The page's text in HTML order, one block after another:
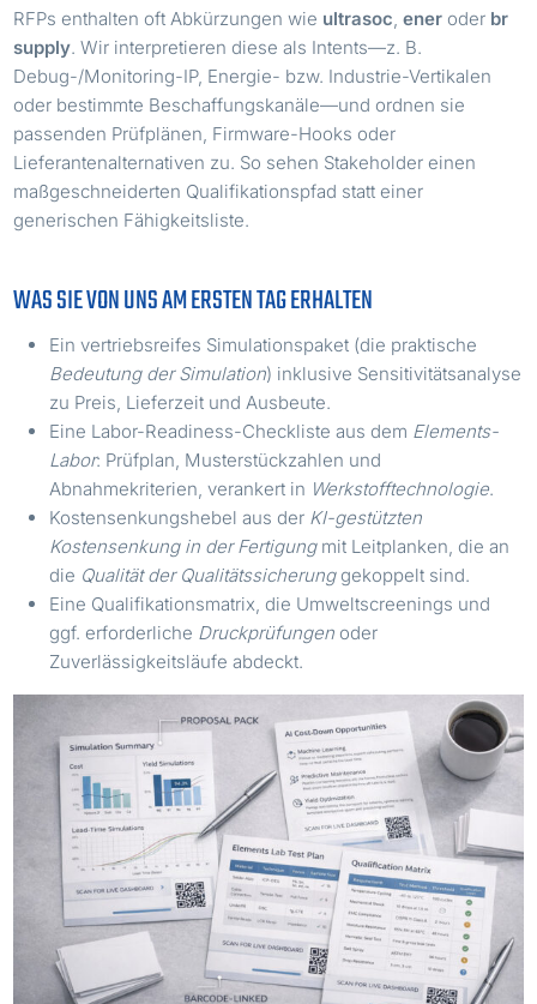
RFPs enthalten oft Abkürzungen wie ultrasoc,ener oder br
supply. Wir interpretieren diese als Intents—z. B.
Debug-/Monitoring-IP, Energie- bzw. Industrie-Vertikalen
oder bestimmte Beschaffungskanäle—und ordnen sie
passenden Prüfplänen, Firmware-Hooks oder
Lieferantenalternativen zu. So sehen Stakeholder einen
maßgeschneiderten Qualifikationspfad statt einer
generischen Fähigkeitsliste.
WAS SIE VON UNS AM ERSTEN TAG ERHALTEN
Ein vertriebsreifes Simulationspaket (die praktische
Bedeutung der Simulation) inklusive Sensitivitätsanalyse
zu Preis, Lieferzeit und Ausbeute.
Eine Labor-Readiness-Checkliste aus dem Elements-
Labor: Prüfplan, Musterstückzahlen und
Abnahmekriterien, verankert in Werkstofftechnologie.
Kostensenkungshebel aus der KI-gestützten
Kostensenkung in der Fertigungmit Leitplanken, die an
die Qualität der Qualitätssicherunggekoppelt sind.
Eine Qualifikationsmatrix, die Umweltscreenings und
ggf. erforderliche Druckprüfungen oder
Zuverlässigkeitsläufe abdeckt.